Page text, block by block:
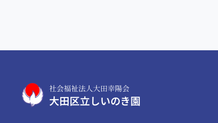
社会福祉法人大田幸陽会
大田区立しいのき園